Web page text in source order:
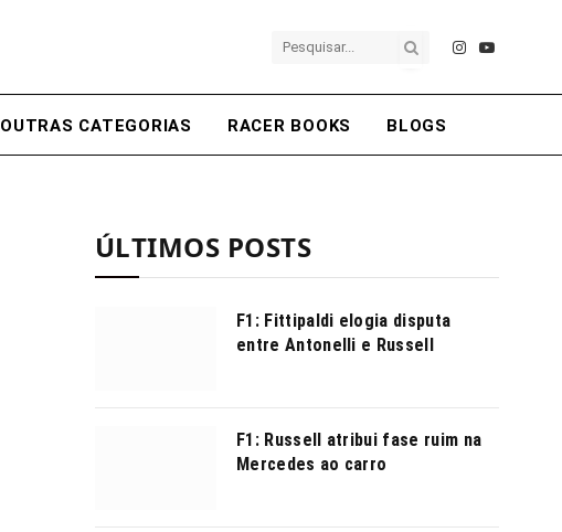
Instagram
YouTube
OUTRAS CATEGORIAS RACER BOOKS BLOGS
ÚLTIMOS POSTS
F1: Fittipaldi elogia disputa
entre Antonelli e Russell
F1: Russell atribui fase ruim na
Mercedes ao carro